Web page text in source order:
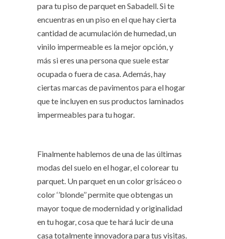
para tu piso deparquet en Sabadell. Si te
encuentras en un piso en el que hay cierta
cantidad de acumulación de humedad, un
vinilo impermeable es la mejor opción, y
más si eres una persona que suele estar
ocupada o fuera de casa. Además, hay
ciertas marcas de pavimentos para el hogar
que te incluyen en sus productos laminados
impermeables para tu hogar.
Finalmente hablemos de una de las últimas
modas del suelo en el hogar, el colorear tu
parquet. Un parquet en un color grisáceo o
color ‘’blonde’’ permite que obtengas un
mayor toque de modernidad y originalidad
en tu hogar, cosa que te hará lucir de una
casa totalmente innovadora para tus visitas.